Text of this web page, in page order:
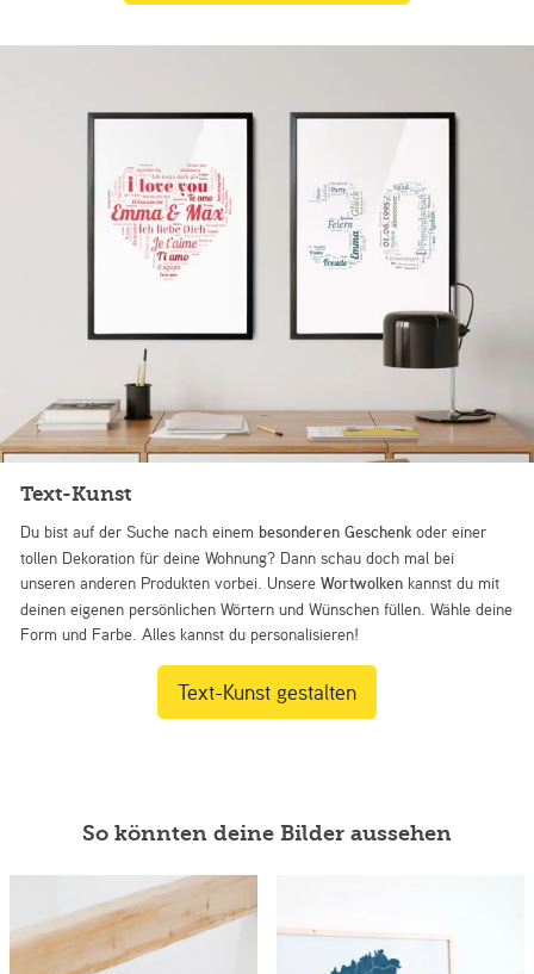
Text-Kunst
Du bist auf der Suche nach einem besonderen Geschenk oder einer
tollen Dekoration für deine Wohnung? Dann schau doch mal bei
unseren anderen Produkten vorbei. UnsereWortwolken kannst du mit
deinen eigenen persönlichen Wörtern und Wünschen füllen. Wähle deine
Form und Farbe. Alles kannst du personalisieren!
Text-Kunst gestalten
So könnten deine Bilder aussehen